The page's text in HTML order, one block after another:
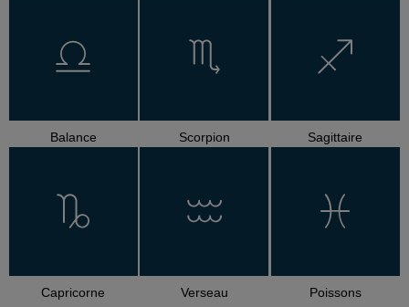
Balance Scorpion Sagittaire
Capricorne Verseau Poissons